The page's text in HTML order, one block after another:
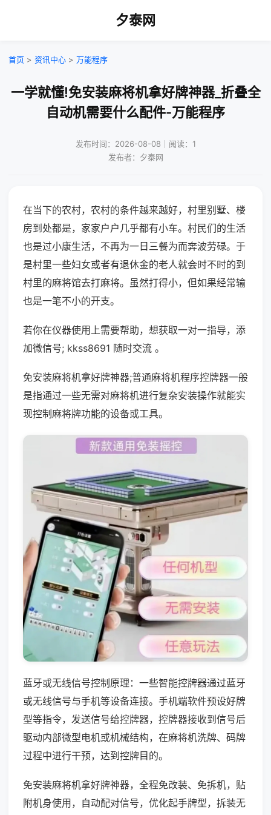
夕泰网
首页 > 资讯中心 > 万能程序
一学就懂!免安装麻将机拿好牌神器_折叠全
自动机需要什么配件-万能程序
发布时间：2026-08-08｜阅读：1
发布者：夕泰网
在当下的农村，农村的条件越来越好，村里别墅、楼
房到处都是，家家户户几乎都有小车。村民们的生活
也是过小康生活，不再为一日三餐为而奔波劳碌。于
是村里一些妇女或者有退休金的老人就会时不时的到
村里的麻将馆去打麻将。虽然打得小，但如果经常输
也是一笔不小的开支。
若你在仪器使用上需要帮助，想获取一对一指导，添
加微信号; kkss8691 随时交流 。
免安装麻将机拿好牌神器;普通麻将机程序控牌器一般
是指通过一些无需对麻将机进行复杂安装操作就能实
现控制麻将牌功能的设备或工具。
蓝牙或无线信号控制原理：一些智能控牌器通过蓝牙
或无线信号与手机等设备连接。手机端软件预设好牌
型等指令，发送信号给控牌器，控牌器接收到信号后
驱动内部微型电机或机械结构，在麻将机洗牌、码牌
过程中进行干预，达到控牌目的。
免安装麻将机拿好牌神器，全程免改装、免拆机，贴
附机身使用，自动配对信号，优化起手牌型，拆装无